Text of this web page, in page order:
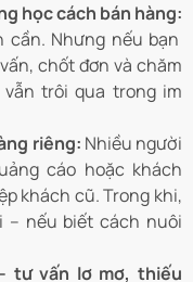
học cách bán hàng:
cần. Nhưng nếu bạn
chốt đơn và chăm
trôi qua trong im
riêng: Nhiều người
cáo hoặc khách
khách cũ. Trong khi,
– nếu biết cách nuôi
tư vấn lơ mơ, thiếu